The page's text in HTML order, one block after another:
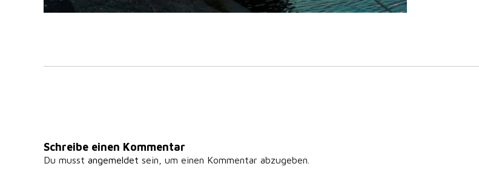
Schreibe einen Kommentar
Du musst angemeldet sein, um einen Kommentar abzugeben.